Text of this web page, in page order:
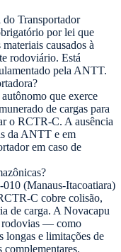
Transportador
por lei que
causados à
rodoviário. Está
pela ANTT.
que exerce
de cargas para
o RCTR-C. A ausência
da ANTT e em
em caso de
(Manaus-Itacoatiara)
C cobre colisão,
de carga. A Novacapu
rodovias — como
longas e limitações de